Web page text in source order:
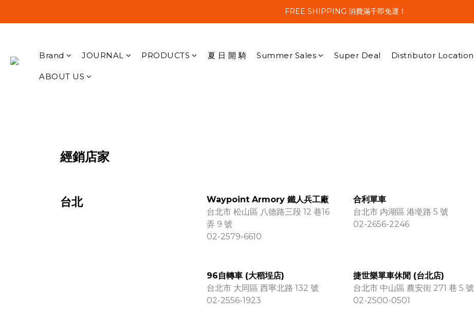
FREE SHIPPING 消費滿千即免運！
Brand JOURNAL PRODUCTS 夏 日 開 騎 Summer Sales Super Deal Distributor Location
ABOUT US
經銷店家
台北
Waypoint Armory 鐵人兵工廠
台北市 松山區 八德路三段 12 巷16
弄 9 號
02-2579-6610
合利單車
台北市 内湖區 港墘路 5 號
02-2656-2246
96自轉車 (大稻埕店)
台北市 大同區 西寧北路 132 號
02-2556-1923
捷世樂單車休閒 (台北店)
台北市 中山區 農安街 271 巷 5 號
02-2500-0501